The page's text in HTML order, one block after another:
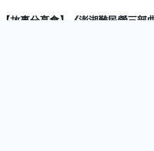
【故事分享會】《澎湖難民營三部